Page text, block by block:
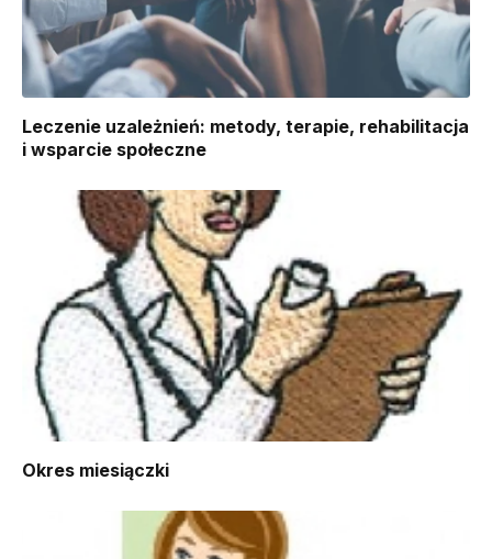
Leczenie uzależnień: metody, terapie, rehabilitacja
i wsparcie społeczne
Okres miesiączki